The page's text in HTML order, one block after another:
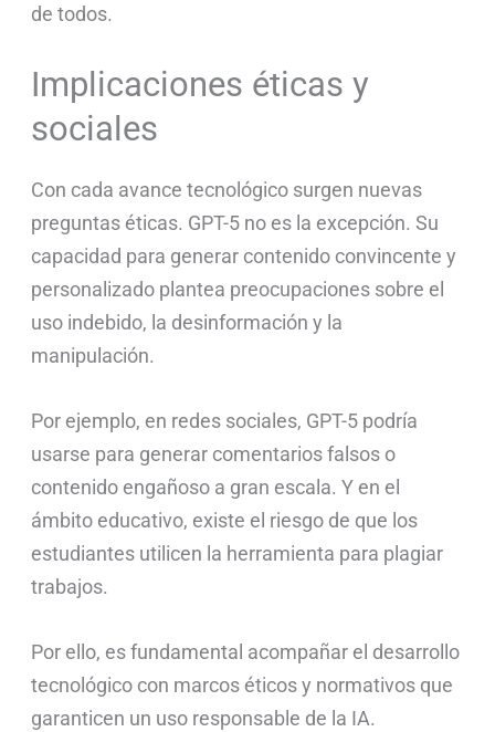
de todos.
Implicaciones éticas y
sociales
Con cada avance tecnológico surgen nuevas
preguntas éticas. GPT-5 no es la excepción. Su
capacidad para generar contenido convincente y
personalizado plantea preocupaciones sobre el
uso indebido, la desinformación y la
manipulación.
Por ejemplo, en redes sociales, GPT-5 podría
usarse para generar comentarios falsos o
contenido engañoso a gran escala. Y en el
ámbito educativo, existe el riesgo de que los
estudiantes utilicen la herramienta para plagiar
trabajos.
Por ello, es fundamental acompañar el desarrollo
tecnológico con marcos éticos y normativos que
garanticen un uso responsable de la IA.